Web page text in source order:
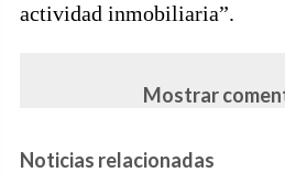
actividad inmobiliaria”.
Mostrar
Noticias relacionadas